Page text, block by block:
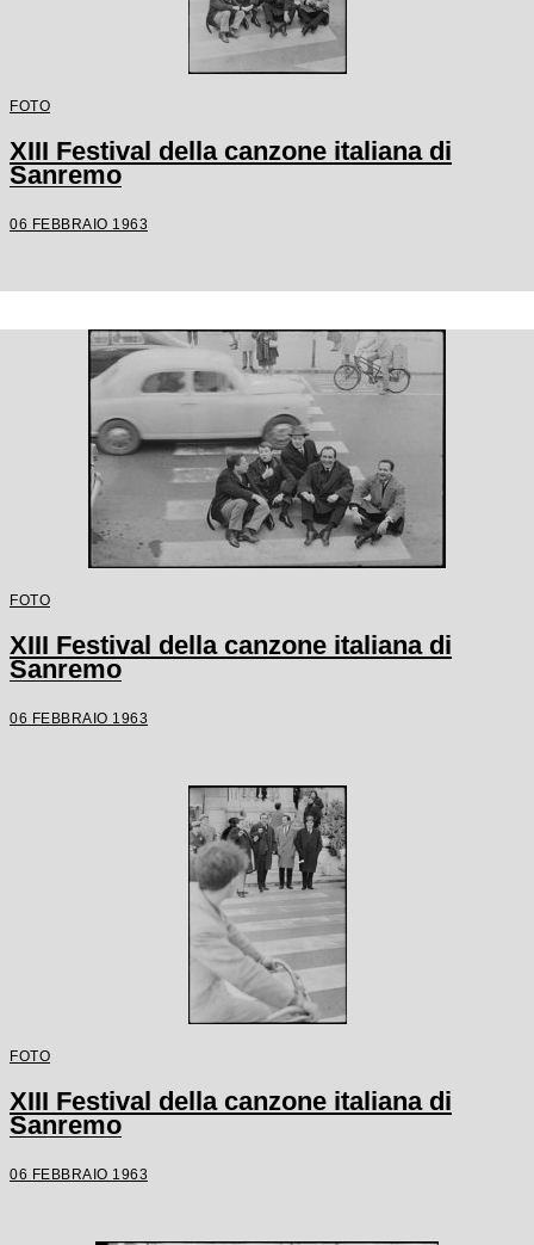
FOTO
XIII Festival della canzone italiana di
Sanremo
06 FEBBRAIO 1963
FOTO
XIII Festival della canzone italiana di
Sanremo
06 FEBBRAIO 1963
FOTO
XIII Festival della canzone italiana di
Sanremo
06 FEBBRAIO 1963